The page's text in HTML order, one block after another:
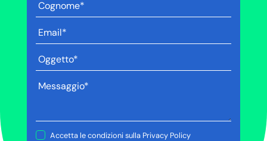
Accetta le condizioni sulla Privacy Policy